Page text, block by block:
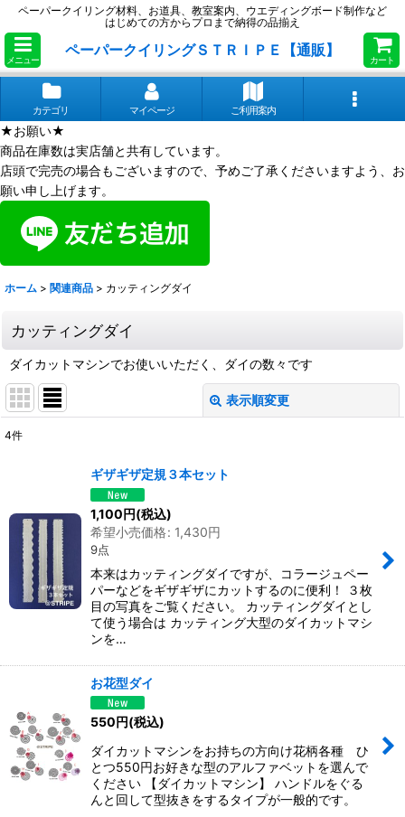
ペーパークイリング材料、お道具、教室案内、ウエディングボード制作など
はじめての方からプロまで納得の品揃え
メニュー
ペーパークイリングＳＴＲＩＰＥ【通販】
カート
カテゴリ マイページ ご利用案内
★お願い★
商品在庫数は実店舗と共有しています。
店頭で完売の場合もございますので、予めご了承くださいますよう、お
願い申し上げます。
ホーム > 関連商品 > カッティングダイ
カッティングダイ
ダイカットマシンでお使いいただく、ダイの数々です
表示順変更
4件
ギザギザ定規３本セット
1,100円(税込)
希望小売価格: 1,430円
9点
本来はカッティングダイですが、コラージュペー
パーなどをギザギザにカットするのに便利！ ３枚
目の写真をご覧ください。 カッティングダイとし
て使う場合は カッティング大型のダイカットマシ
ンを…
お花型ダイ
550円(税込)
ダイカットマシンをお持ちの方向け花柄各種 ひ
とつ550円お好きな型のアルファベットを選んで
ください 【ダイカットマシン】 ハンドルをぐる
んと回して型抜きをするタイプが一般的です。